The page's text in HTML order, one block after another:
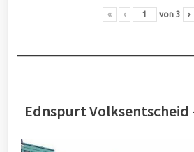
« ‹ von 3 ›
Ednspurt Volksentscheid